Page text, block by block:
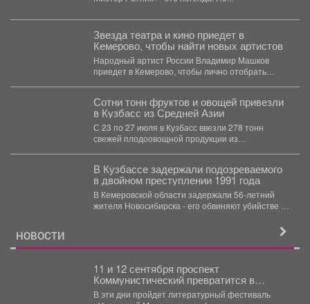
Звезда театра и кино приедет в
Кемерово, чтобы найти новых артистов
Народный артист России Владимир Машков
приедет в Кемерово, чтобы лично отобрать
Сотни тонн фруктов и овощей привезли
в Кузбасс из Средней Азии
С 23 по 27 июля в Кузбасс ввезли 278 тонн
свежей плодоовощной продукции из
В Кузбассе задержали подозреваемого
в двойном преступлении 1991 года
В Кемеровской области задержали 56‑летний
жителя Новосибирска - его обвиняют убийстве и
НОВОСТИ
11 и 12 сентября проспект
Коммунистический превратится в
огромную литературную сцену под
В эти дни пройдет литературный фестиваль